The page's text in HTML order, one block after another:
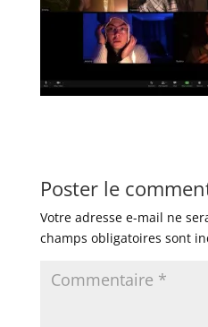
Poster le
Votre adresse e-mail ne
champs obligatoires sont